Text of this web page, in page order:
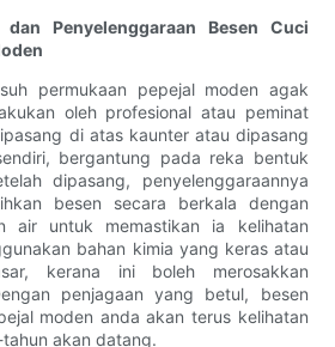
dan Penyelenggaraan Besen Cuci
permukaan pepejal moden agak
oleh profesional atau peminat
di atas kaunter atau dipasang
bergantung pada reka bentuk
dipasang, penyelenggaraannya
besen secara berkala dengan
air untuk memastikan ia kelihatan
bahan kimia yang keras atau
kerana ini boleh merosakkan
penjagaan yang betul, besen
moden anda akan terus kelihatan
akan datang.